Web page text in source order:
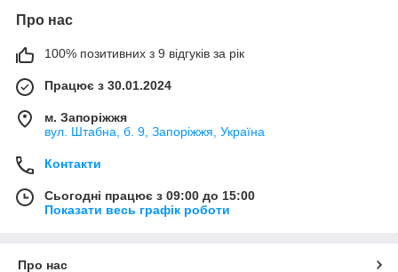
Про нас
100% позитивних з 9 відгуків за рік
Працює з 30.01.2024
м. Запоріжжя
вул. Штабна, б. 9, Запоріжжя, Україна
Контакти
Сьогодні працює з 09:00 до 15:00
Показати весь графік роботи
Про нас